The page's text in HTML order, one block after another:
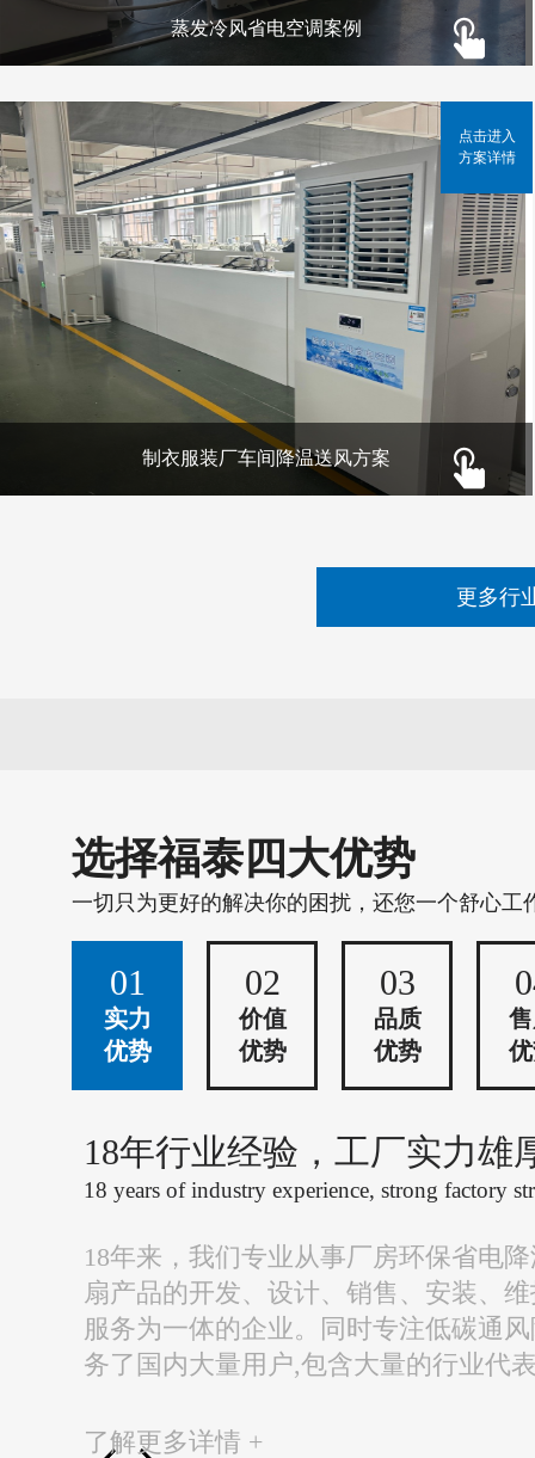
蒸发冷风省电空调案例
制衣服装厂车间降温送风方案
点击进入
方案详情
更多行
选择福泰四大优势
一切只为更好的解决你的困扰，还您一个舒心工
01
实力
优势
02
价值
优势
03
品质
优势
18年行业经验，工厂实力雄
18 years of industry experience, strong factory
18年来，我们专业从事厂房环保省电
扇产品的开发、设计、销售、安装、
服务为一体的企业。同时专注低碳通
务了国内大量用户,包含大量的行业代
了解更多详情 +